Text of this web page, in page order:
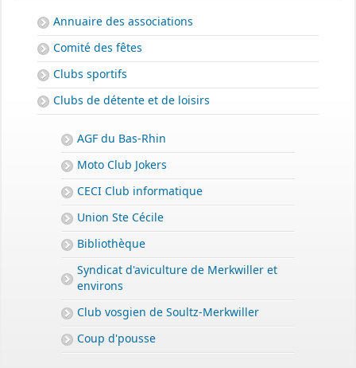
Annuaire des associations
Comité des fêtes
Clubs sportifs
Clubs de détente et de loisirs
AGF du Bas-Rhin
Moto Club Jokers
CECI Club informatique
Union Ste Cécile
Bibliothèque
Syndicat d'aviculture de Merkwiller et
environs
Club vosgien de Soultz-Merkwiller
Coup d'pousse